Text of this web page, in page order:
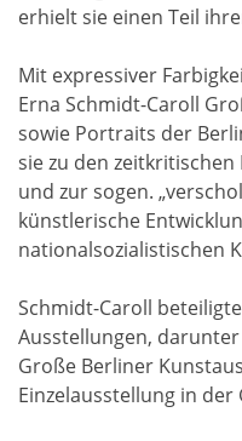
erhielt sie einen Teil
Mit expressiver
Erna Schmidt-Caroll
sowie Portraits der
sie zu den
und zur sogen.
künstlerische
nationalsozialistischen
Schmidt-Caroll
Ausstellungen,
Große Berliner
Einzelausstellung in